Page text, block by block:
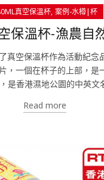
真空保溫杯 案例-水樽|杯
保溫杯-漁農自
真空保溫杯作為活動紀念
，一個在杯子的上部，是
是香港濕地公園的中英文
Read more